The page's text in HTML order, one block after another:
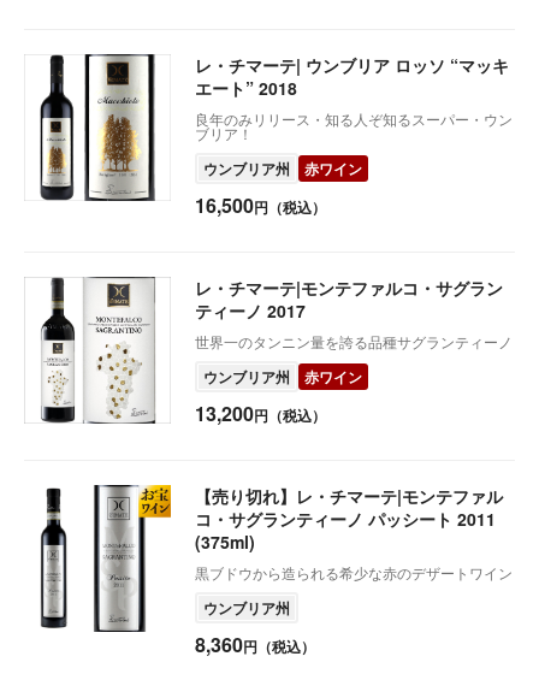
レ・チマーテ| ウンブリア ロッソ “マッキ
エート” 2018
良年のみリリース・知る人ぞ知るスーパー・ウン
ブリア！
ウンブリア州 赤ワイン
16,500円（税込）
レ・チマーテ|モンテファルコ・サグラン
ティーノ 2017
世界一のタンニン量を誇る品種サグランティーノ
ウンブリア州 赤ワイン
13,200円（税込）
【売り切れ】レ・チマーテ|モンテファル
コ・サグランティーノ パッシート 2011
(375ml)
黒ブドウから造られる希少な赤のデザートワイン
ウンブリア州
8,360円（税込）